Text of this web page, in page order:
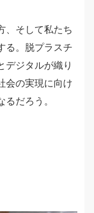
、そして私たち
る。脱プラスチ
デジタルが織り
会の実現に向け
だろう。